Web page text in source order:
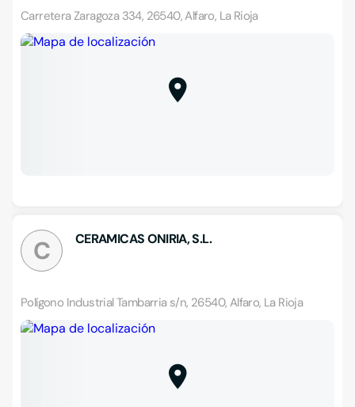
Carretera Zaragoza 334, 26540, Alfaro, La Rioja
C CERAMICAS ONIRIA, S.L.
Polígono Industrial Tambarria s/n, 26540, Alfaro, La Rioja